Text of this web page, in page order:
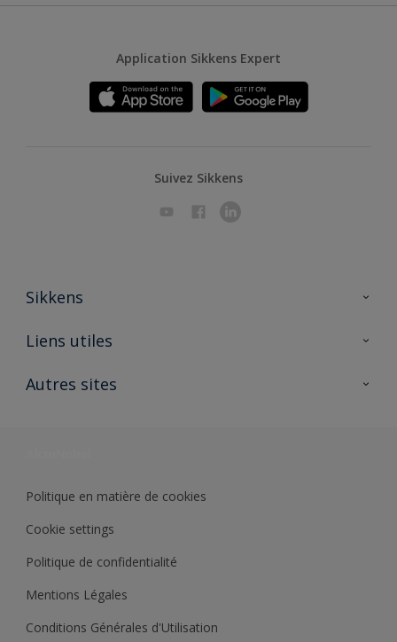
Application Sikkens Expert
Suivez Sikkens
Sikkens
A propos de Sikkens
Liens utiles
Ouvrir un magasin PASS
Autres sites
Politique en matière de cookies
Cookie settings
Politique de confidentialité
Mentions Légales
Conditions Générales d'Utilisation